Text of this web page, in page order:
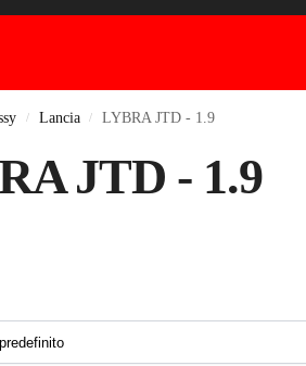
/ Lancia / LYBRA JTD - 1.9
JTD - 1.9